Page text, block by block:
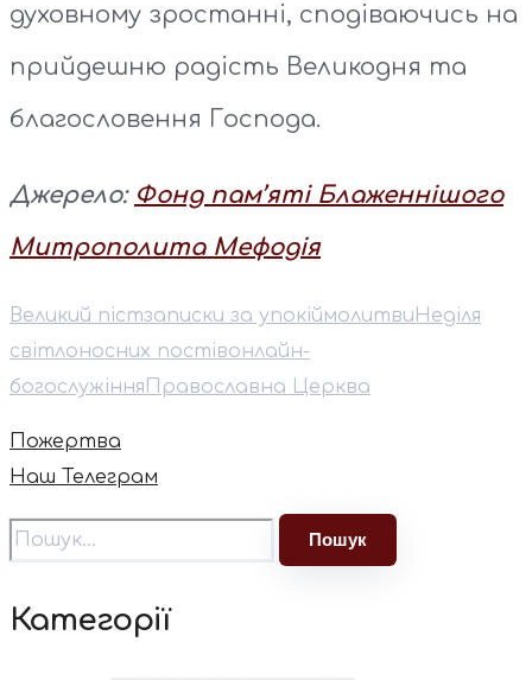
духовному зростанні, сподіваючись на
прийдешню радість Великодня та
благословення Господа.
Джерело: Фонд пам’яті Блаженнішого
Митрополита Мефодія
Великий пістзаписки за упокіймолитви Неділя
світлоносних постівонлайн-
богослужіння Православна Церква
Пожертва
Наш Телеграм
Категорії